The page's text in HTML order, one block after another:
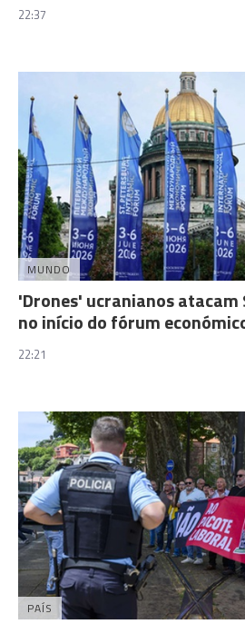
22:37
MUNDO
'Drones' ucranianos atacam
no início do fórum
22:21
PAÍS